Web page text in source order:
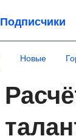
Подписчики
Новые